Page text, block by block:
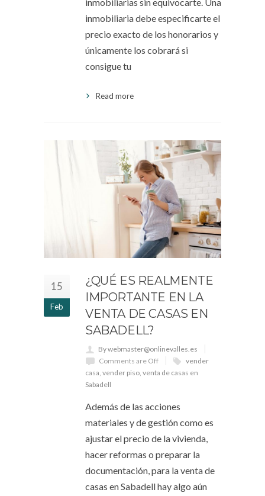
inmobiliaria debe especificarte el
precio exacto de los honorarios y
únicamente los cobrará si
consigue tu
Read more
15
Feb
¿QUÉ ES REALMENTE
IMPORTANTE EN LA
VENTA DE CASAS EN
SABADELL?
By webmaster@onlinevalles.es
Comments are Off
vender
casa, vender piso, venta de casas en
Sabadell
Además de las acciones
materiales y de gestión como es
ajustar el precio de la vivienda,
hacer reformas o preparar la
documentación, para la venta de
casas en Sabadell hay algo aún